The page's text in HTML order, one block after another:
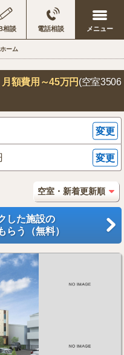
相談 電話相談
ーム
月額費用～45万円 (空室3506
変更
変更
した施設の
らう（無料）